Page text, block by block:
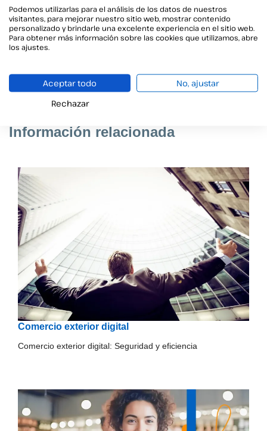
Noelia forma parte del departamento de Marketing de Viafirma,
donde se encarga de la estrategia y redacción de los blogs
corporativos. Acerca al lector las últimas novedades sobre
Información relacionada
Comercio exterior digital
Comercio exterior digital: Seguridad y eficiencia
Podemos utilizarlas para el análisis de los datos de nuestros
visitantes, para mejorar nuestro sitio web, mostrar contenido
personalizado y brindarle una excelente experiencia en el sitio web.
Para obtener más información sobre las cookies que utilizamos, abre
los ajustes.
Aceptar todo
No, ajustar
Rechazar